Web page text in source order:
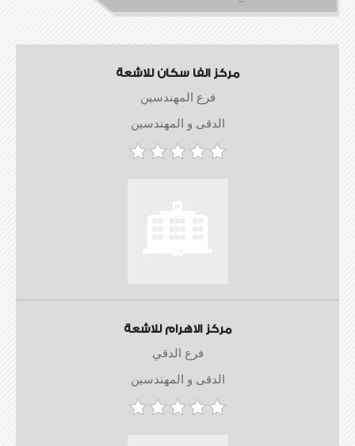
مركز الفا سكان للاشعة
فرع المهندسين
الدقى و المهندسين
مركز الاهرام للاشعة
فرع الدقي
الدقى و المهندسين